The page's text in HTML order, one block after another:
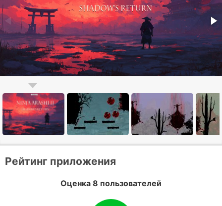
Рейтинг приложения
Оценка 8 пользователей